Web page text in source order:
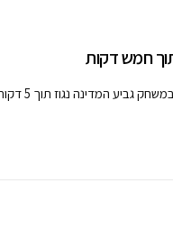
חמש דקות
5 דקות מתחילת המשחק, כשהפועל פתח תקוה